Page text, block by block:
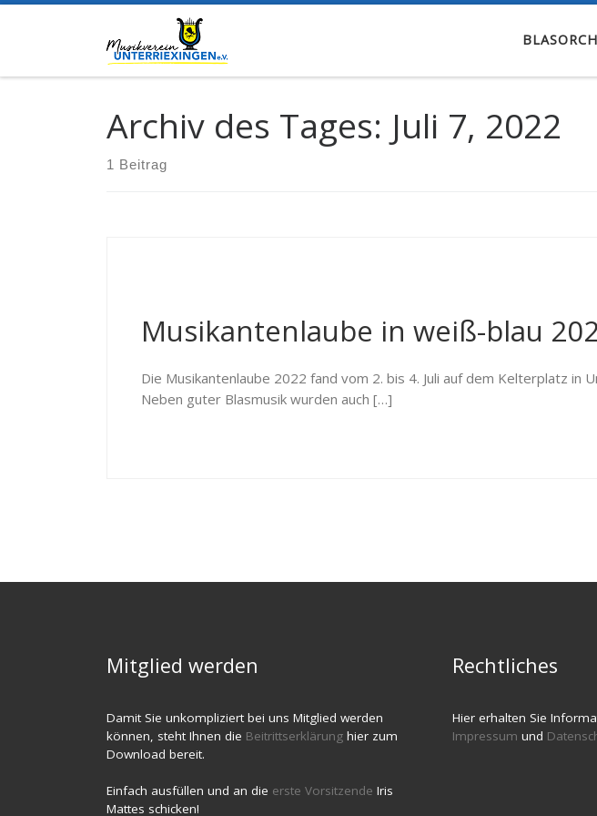
Archiv des Tages: Juli 7, 2022
1 Beitrag
Musikantenlaube in weiß-blau
Die Musikantenlaube 2022 fand vom 2. bis 4. Juli auf dem Kelterplatz in
Neben guter Blasmusik wurden auch […]
Mitglied werden
Damit Sie unkompliziert bei uns Mitglied werden
können, steht Ihnen die Beitrittserklärung hier zum
Download bereit.
Einfach ausfüllen und an die erste Vorsitzende Iris
Mattes schicken!
Rechtliches
Hier erhalten Sie
Impressum und